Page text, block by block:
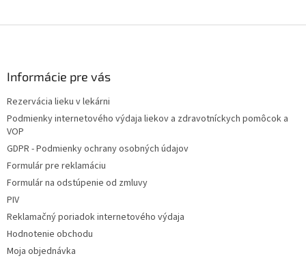
Informácie pre vás
Rezervácia lieku v lekárni
Podmienky internetového výdaja liekov a zdravotníckych pomôcok a
VOP
GDPR - Podmienky ochrany osobných údajov
Formulár pre reklamáciu
Formulár na odstúpenie od zmluvy
PIV
Reklamačný poriadok internetového výdaja
Hodnotenie obchodu
Moja objednávka